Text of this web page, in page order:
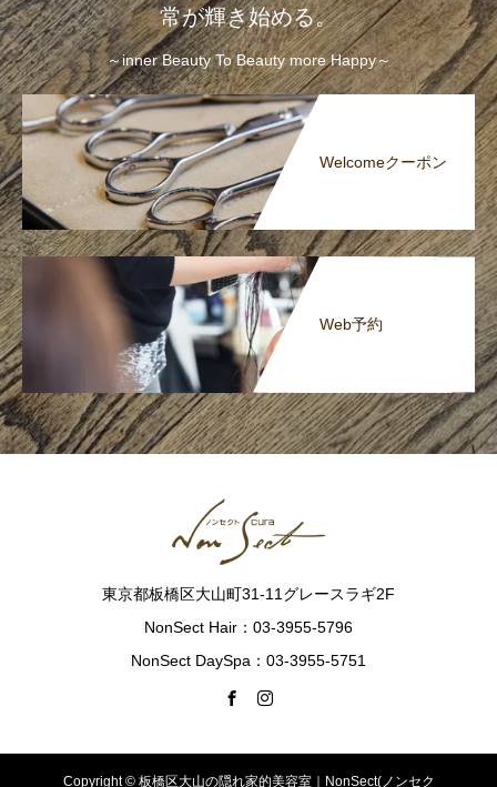
常が輝き始める。
～inner Beauty To Beauty more Happy～
Welcomeクーポン
Web予約
東京都板橋区大山町31-11グレースラギ2F
NonSect Hair：03-3955-5796
NonSect DaySpa：03-3955-5751
Copyright © 板橋区大山の隠れ家的美容室｜NonSect(ノンセク